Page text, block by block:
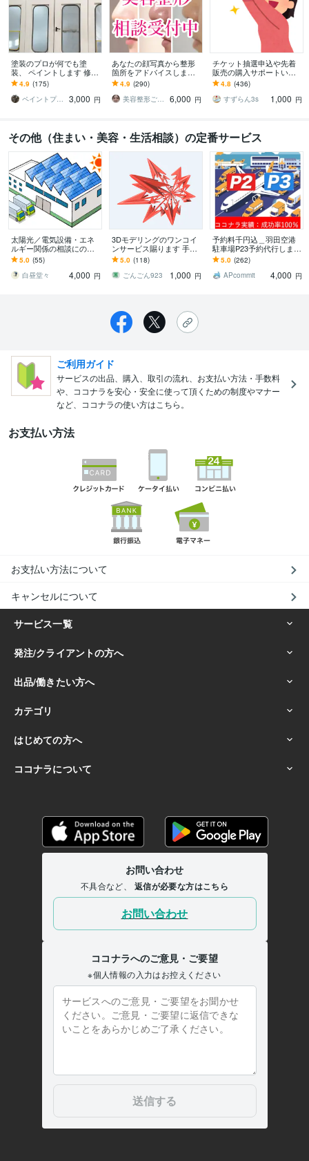
塗装のプロが何でも塗
装、 ペイントします 修理
塗装可能かどうかまずは
ご相談下さい。
4.9 (175)
ペイントプロK
3,000 円
あなたの顔写真から整形
箇所をアドバイスします
整形歴17年の経験を活か
し、丁寧にアドバイスし
ます
4.9 (290)
美容整形ごまちゃん
6,000 円
チケット抽選申込や先着
販売の購入サポートいた
します 申込口数の必要な
方、チケ発が出来ない方
は是非ご連絡下さい。
4.8 (436)
すずらん3s
1,000 円
その他（住まい・美容・生活相談）の定番サービス
太陽光／電気設備・エネ
ルギー関係の相談にのり
ます 太陽光や電気設備・
エネルギー管理など幅広
く対応いたします。
5.0 (55)
白昼堂々
4,000 円
3Dモデリングのワンコイ
ンサービス賜ります 手書
き構想を3d化します。設
計も可能です。
5.0 (118)
ごんごん923
1,000 円
予約料千円込＿羽田空港
駐車場P23予約代行します
[実績100%※の成功率/1000
円込！]評価を参照下さい
5.0 (262)
APcommit
4,000 円
ご利用ガイド
サービスの出品、購入、取引の流れ、お支払い方法・手数料
や、ココナラを安心・安全に使って頂くための制度やマナー
など、ココナラの使い方はこちら。
お支払い方法
お支払い方法について
キャンセルについて